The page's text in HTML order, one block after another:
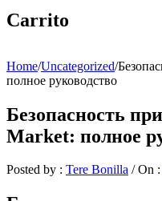
Carrito
Home/Uncategorized/
полное руководство
Безопасность
Market: полное
Posted by : Tere Bonilla / On :